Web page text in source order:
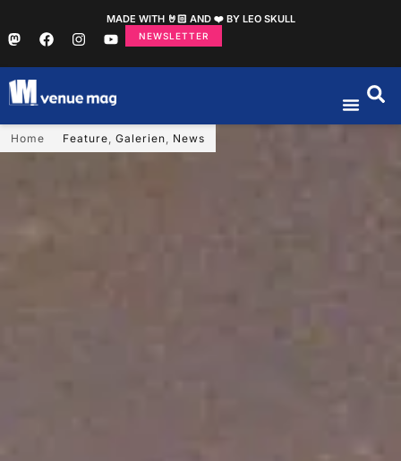
MADE WITH 🤘🏻 AND ❤️ BY LEO SKULL
NEWSLETTER
Home Feature, Galerien, News